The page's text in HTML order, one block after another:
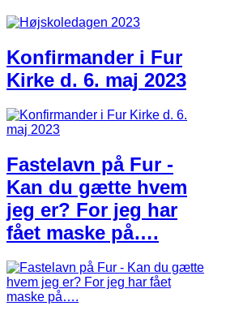
Konfirmander i Fur
Kirke d. 6. maj 2023
Fastelavn på Fur -
Kan du gætte hvem
jeg er? For jeg har
fået maske på….